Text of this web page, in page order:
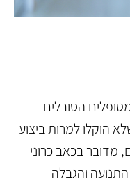
הסובלים
הוקלו למרות ביצוע
מדובר בכאב כרוני
התנועה והגבלה